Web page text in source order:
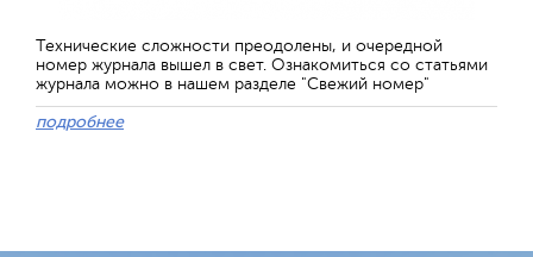
Технические сложности преодолены, и очередной
номер журнала вышел в свет. Ознакомиться со статьями
журнала можно в нашем разделе "Свежий номер"
подробнее